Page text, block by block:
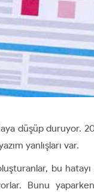
düşüp duruyor.
yanlışları var.
bu
Bunu